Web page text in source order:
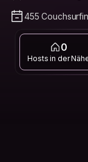
455
0
Hosts in der